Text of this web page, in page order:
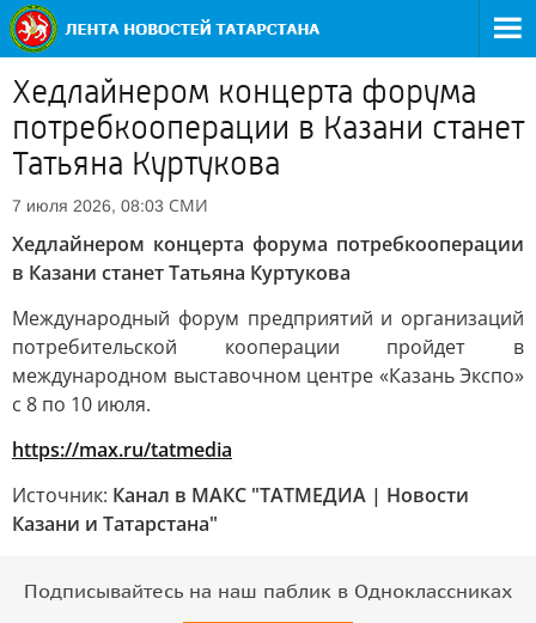
Хедлайнером концерта форума
потребкооперации в Казани станет
Татьяна Куртукова
7 июля 2026, 08:03 СМИ
Хедлайнером концерта форума потребкооперации
в Казани станет Татьяна Куртукова
Международный форум предприятий и организаций
потребительской кооперации пройдет в
международном выставочном центре «Казань Экспо»
с 8 по 10 июля.
https://max.ru/tatmedia
Источник: Канал в МАКС "ТАТМЕДИА | Новости
Казани и Татарстана"
Подписывайтесь на наш паблик в Одноклассниках